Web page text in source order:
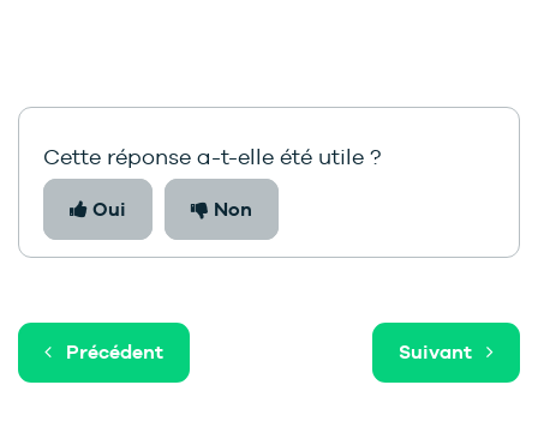
Cette réponse a-t-elle été utile ?
Oui Non
Précédent Suivant